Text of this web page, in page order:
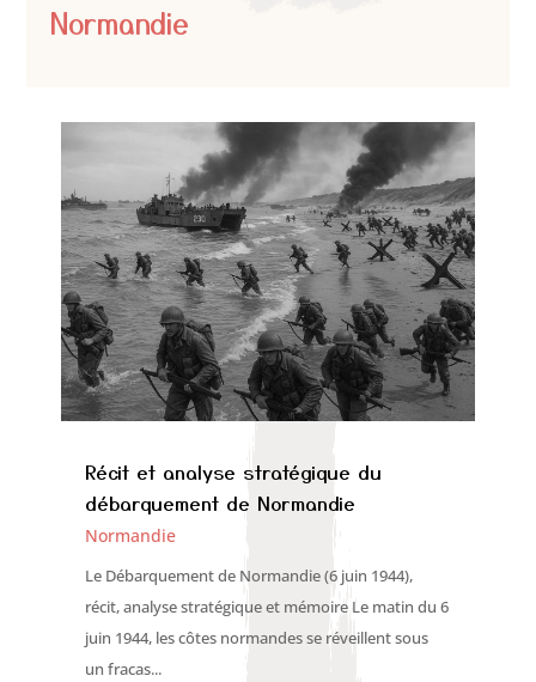
Normandie
Récit et analyse stratégique du
débarquement de Normandie
Normandie
Le Débarquement de Normandie (6 juin 1944),
récit, analyse stratégique et mémoire Le matin du 6
juin 1944, les côtes normandes se réveillent sous
un fracas...